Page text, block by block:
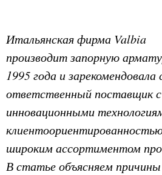
Итальянская фирма Valbia
производит запорную
1995 года и зарекомендовала
ответственный поставщик с
инновационными
широким ассортиментом
В статье объясняем причины